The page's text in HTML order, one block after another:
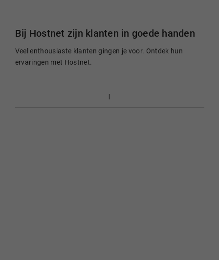
Bij Hostnet zijn klanten in goede handen
Veel enthousiaste klanten gingen je voor. Ontdek hun
ervaringen met Hostnet.